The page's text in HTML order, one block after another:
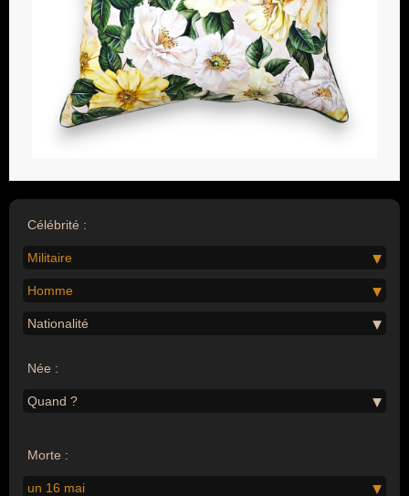
Célébrité :
Militaire
Homme
Nationalité
Née :
Quand ?
Morte :
un 16 mai